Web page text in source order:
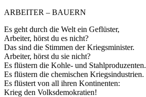
ARBEITER – BAUERN
Es geht durch die Welt ein Geflüster,
Arbeiter, hörst du es nicht?
Das sind die Stimmen der Kriegsminister.
Arbeiter, hörst du sie nicht?
Es flüstern die Kohle- und Stahlproduzenten.
Es flüstern die chemischen Kriegsindustrien.
Es flüstert von all ihren Kontinenten:
Krieg den Volksdemokratien!